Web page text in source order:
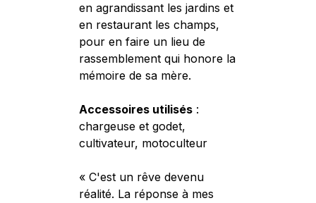
en agrandissant les jardins et
en restaurant les champs,
pour en faire un lieu de
rassemblement qui honore la
mémoire de sa mère.
Accessoires utilisés :
chargeuse et godet,
cultivateur, motoculteur
« C'est un rêve devenu
réalité. La réponse à mes